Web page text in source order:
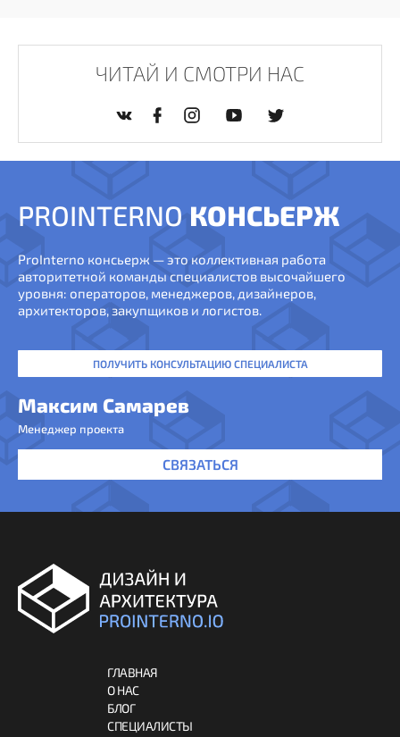
ЧИТАЙ И СМОТРИ НАС
PROINTERNO КОНСЬЕРЖ
ProInterno консьерж — это коллективная работа
авторитетной команды специалистов высочайшего
уровня: операторов, менеджеров, дизайнеров,
архитекторов, закупщиков и логистов.
ПОЛУЧИТЬ КОНСУЛЬТАЦИЮ СПЕЦИАЛИСТА
Максим Самарев
Менеджер проекта
СВЯЗАТЬСЯ
ГЛАВНАЯ
О НАС
БЛОГ
СПЕЦИАЛИСТЫ